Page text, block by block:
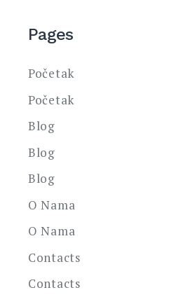
Pages
Početak
Početak
Blog
Blog
Blog
O Nama
O Nama
Contacts
Contacts